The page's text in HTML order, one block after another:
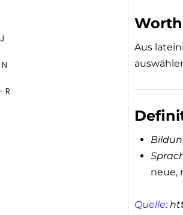
R
Aus
neue,
Quelle: